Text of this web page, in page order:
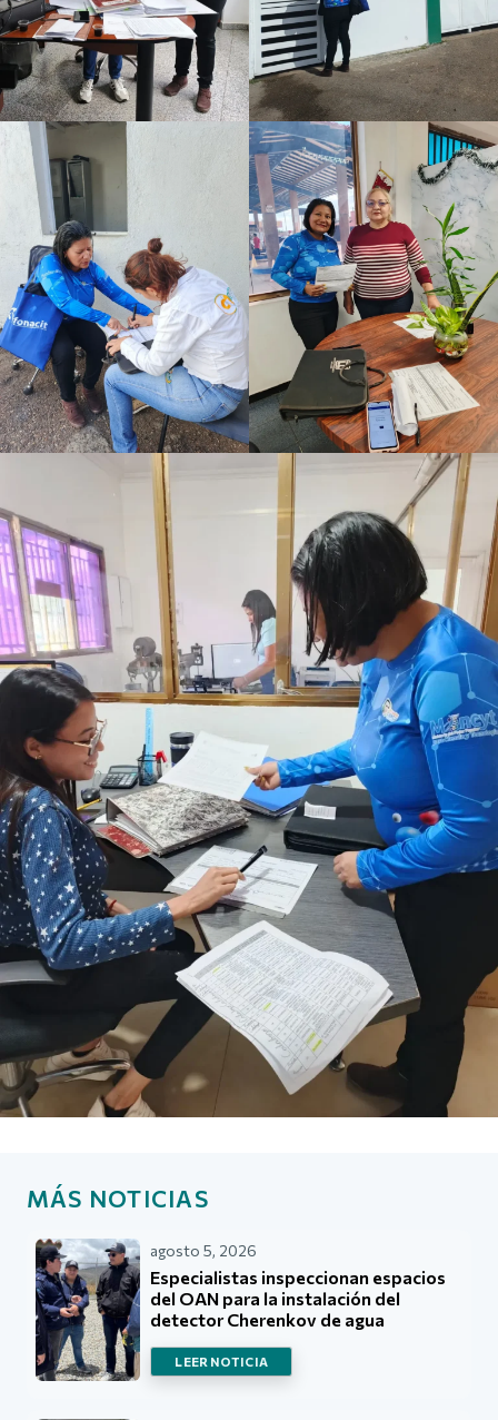
MÁS NOTICIAS
agosto 5, 2026
Especialistas inspeccionan espacios
del OAN para la instalación del
detector Cherenkov de agua
LEER NOTICIA